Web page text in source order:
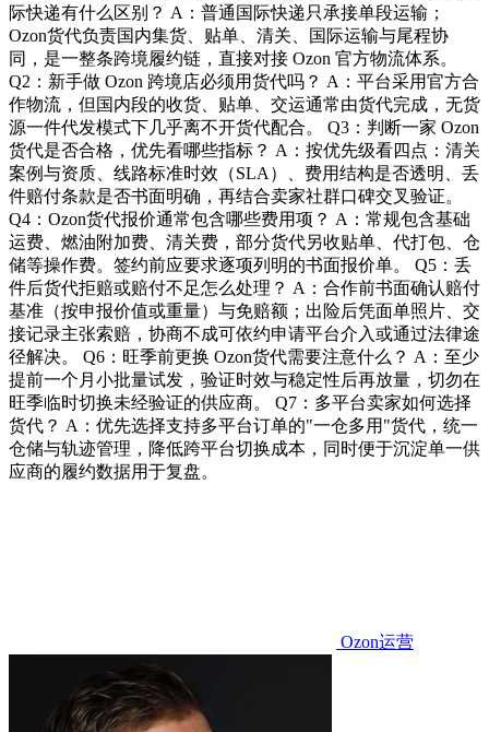
际快递有什么区别？ A：普通国际快递只承接单段运输；
Ozon货代负责国内集货、贴单、清关、国际运输与尾程协
同，是一整条跨境履约链，直接对接 Ozon 官方物流体系。
Q2：新手做 Ozon 跨境店必须用货代吗？ A：平台采用官方合
作物流，但国内段的收货、贴单、交运通常由货代完成，无货
源一件代发模式下几乎离不开货代配合。 Q3：判断一家 Ozon
货代是否合格，优先看哪些指标？ A：按优先级看四点：清关
案例与资质、线路标准时效（SLA）、费用结构是否透明、丢
件赔付条款是否书面明确，再结合卖家社群口碑交叉验证。
Q4：Ozon货代报价通常包含哪些费用项？ A：常规包含基础
运费、燃油附加费、清关费，部分货代另收贴单、代打包、仓
储等操作费。签约前应要求逐项列明的书面报价单。 Q5：丢
件后货代拒赔或赔付不足怎么处理？ A：合作前书面确认赔付
基准（按申报价值或重量）与免赔额；出险后凭面单照片、交
接记录主张索赔，协商不成可依约申请平台介入或通过法律途
径解决。 Q6：旺季前更换 Ozon货代需要注意什么？ A：至少
提前一个月小批量试发，验证时效与稳定性后再放量，切勿在
旺季临时切换未经验证的供应商。 Q7：多平台卖家如何选择
货代？ A：优先选择支持多平台订单的"一仓多用"货代，统一
仓储与轨迹管理，降低跨平台切换成本，同时便于沉淀单一供
应商的履约数据用于复盘。
Ozon运营